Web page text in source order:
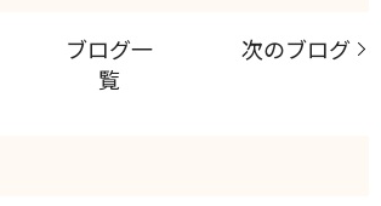
ブログ一
覧
次のブログ